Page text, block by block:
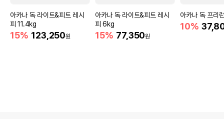
아카나 독 라이트&피트 레시
피 11.4kg
15% 123,250원
아카나 독 라이트&피트 레시
피 6kg
15% 77,350원
아카나 독 프리
10%